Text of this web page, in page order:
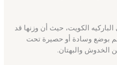
الكويت، حيث أن وزنها قد
بوضع وسادة أو حصيرة تحت
الخدوش والبهتان.